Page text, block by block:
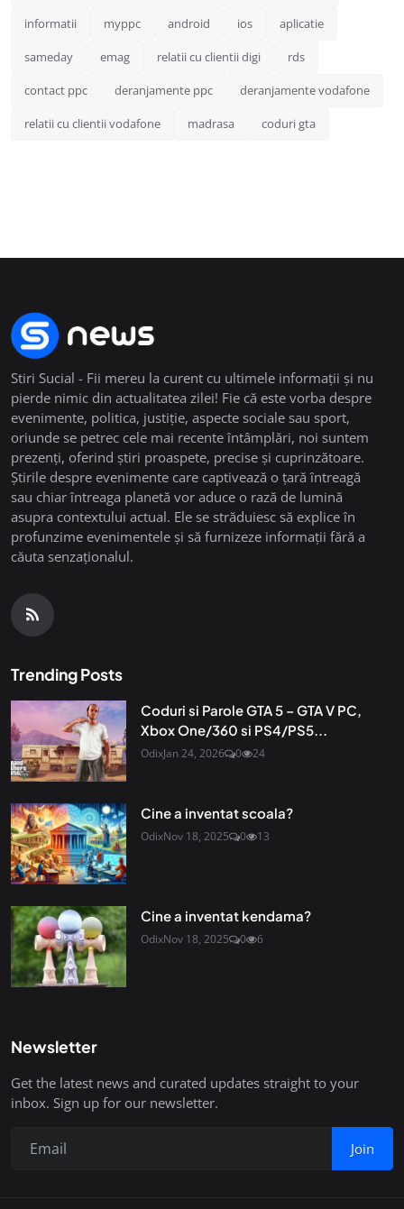
informatii myppc android ios aplicatie
sameday emag relatii cu clientii digi rds
contact ppc deranjamente ppc deranjamente vodafone
relatii cu clientii vodafone madrasa coduri gta
Stiri Sucial - Fii mereu la curent cu ultimele informații și nu
pierde nimic din actualitatea zilei! Fie că este vorba despre
evenimente, politica, justiție, aspecte sociale sau sport,
oriunde se petrec cele mai recente întâmplări, noi suntem
prezenți, oferind știri proaspete, precise și cuprinzătoare.
Știrile despre evenimente care captivează o țară întreagă
sau chiar întreaga planetă vor aduce o rază de lumină
asupra contextului actual. Ele se străduiesc să explice în
profunzime evenimentele și să furnizeze informații fără a
căuta senzaționalul.
Trending Posts
Coduri si Parole GTA 5 – GTA V PC,
Xbox One/360 si PS4/PS5...
OdixJan 24, 2026 0 24
Cine a inventat scoala?
OdixNov 18, 2025 0 13
Cine a inventat kendama?
OdixNov 18, 2025 0 6
Newsletter
Get the latest news and curated updates straight to your
inbox. Sign up for our newsletter.
Join